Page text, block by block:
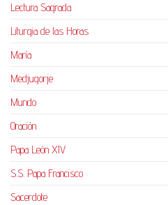
Lectura Sagrada
Liturgia de las Horas
María
Medjugorje
Mundo
Oración
Papa León XIV
S.S. Papa Francisco
Sacerdote